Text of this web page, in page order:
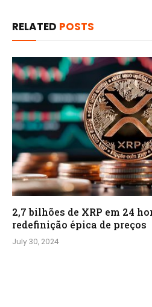
RELATED POSTS
2,7 bilhões de XRP em 24
redefinição épica de preços
July 30, 2024